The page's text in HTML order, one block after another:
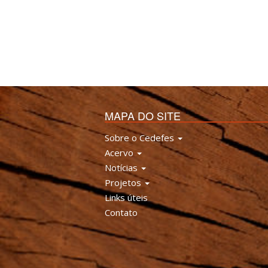
MAPA DO SITE
Sobre o Cedefes
Acervo
Notícias
Projetos
Links úteis
Contato